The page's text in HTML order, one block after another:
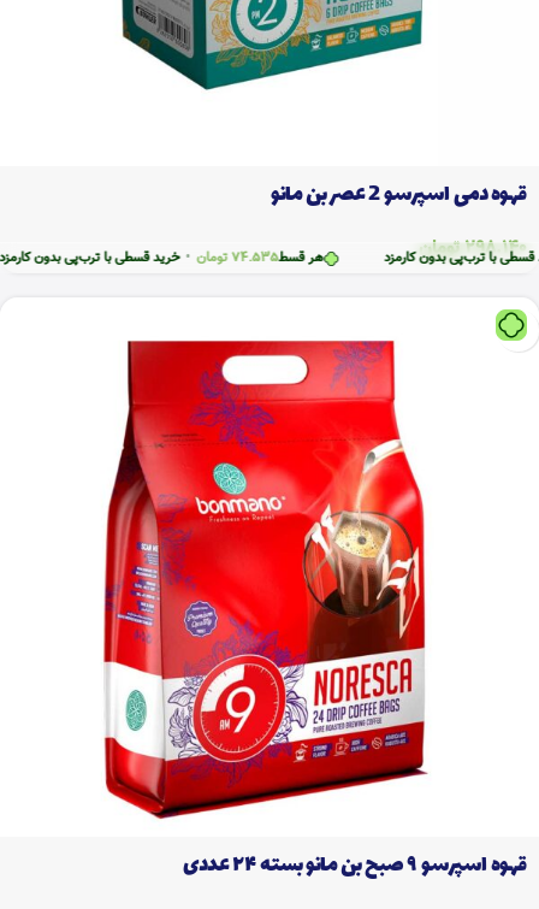
هر قسط74.535تومان • خرید قسطی با ترب‌پی بدون کارمزد بدون کارمزد
قهوه دمی اسپرسو 2 عصر بن مانو
298.140تومان
قهوه اسپرسو ۹ صبح بن مانو بسته‌ ۲۴ عددی